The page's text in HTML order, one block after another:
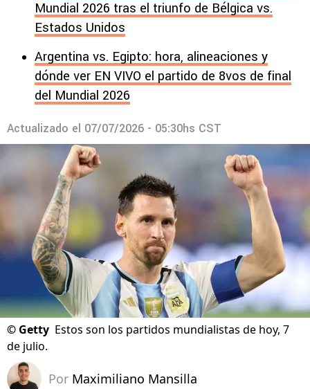
Mundial 2026 tras el triunfo de Bélgica vs.
Estados Unidos
Argentina vs. Egipto: hora, alineaciones y
dónde ver EN VIVO el partido de 8vos de final
del Mundial 2026
Actualizado el 07/07/2026 - 05:30hs CST
© Getty Estos son los partidos mundialistas de hoy, 7
de julio.
Por Maximiliano Mansilla